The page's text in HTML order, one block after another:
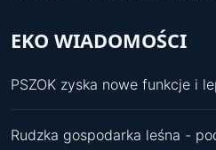
EKO WIADOMOŚCI
PSZOK zyska nowe funkcje i
Rudzka gospodarka leśna -